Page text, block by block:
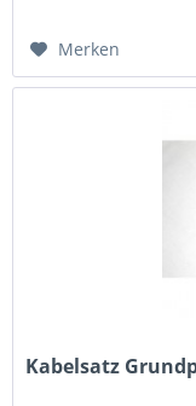
Merken
Kabelsatz